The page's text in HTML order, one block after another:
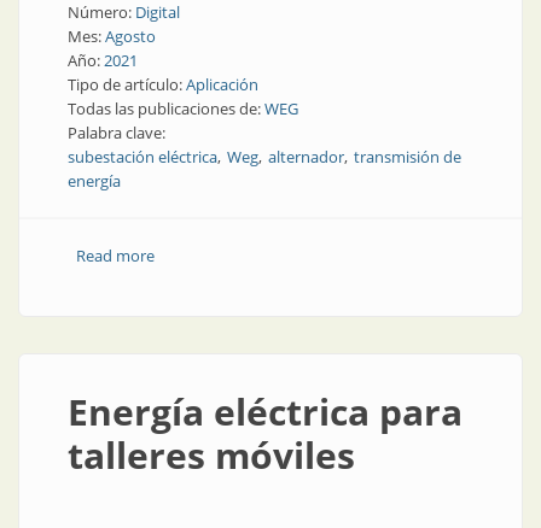
Número: Digital
Mes:Agosto
Año:2021
Tipo de artículo:Aplicación
Todas las publicaciones de:WEG
Palabra clave:
subestación eléctrica Weg alternador transmisión de
energía
Read moreabout Subestaciones llave en mano en proyectos de
Energía eléctrica para
talleres móviles